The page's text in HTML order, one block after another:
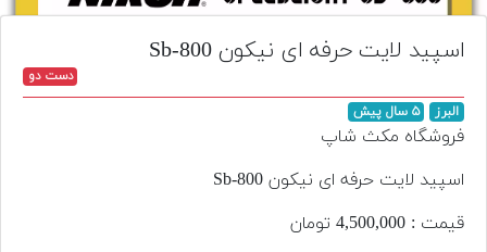
تجهیزات
مکث
افزودن
دست
اسپید لایت حرفه ای نیکون Sb-800
دست دو
البرز ۵ سال پیش
فروشگاه مکث شاپ
اسپید لایت حرفه ای نیکون Sb-800
قیمت : 4,500,000 تومان